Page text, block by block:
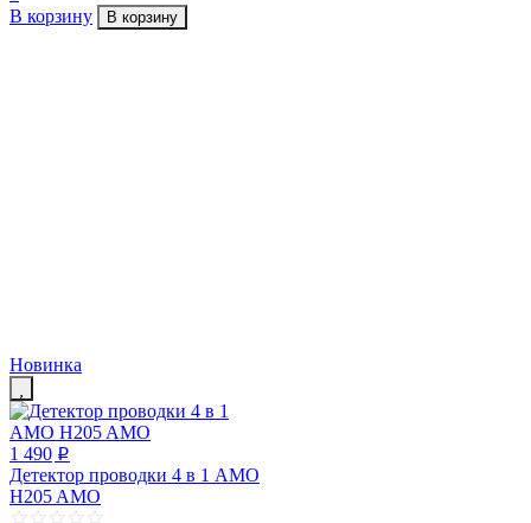
В корзину
В корзину
Новинка
1 490 p
Детектор проводки 4 в 1 AMO
H205 AMO